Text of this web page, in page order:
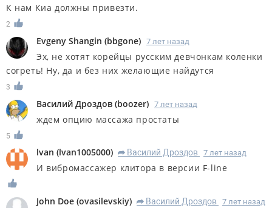
К нам Киа должны привезти.
2
Evgeny Shangin (bbgone) 7 лет назад
Эх, не хотят корейцы русским девчонкам коленки
согреть! Ну, да и без них желающие найдутся
3
Василий Дроздов (boozer) 7 лет назад
ждем опцию массажа простаты
5
lvan (lvan1005000) R Василий Дроздов 7 лет назад
И вибромассажер клитора в версии F-line
John Doe (ovasilevskiy) R Василий Дроздов 7 лет назад